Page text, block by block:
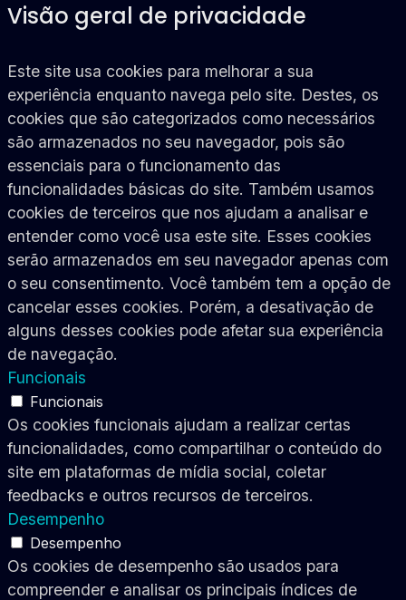
Visão geral de privacidade
Este site usa cookies para melhorar a sua
experiência enquanto navega pelo site. Destes, os
cookies que são categorizados como necessários
são armazenados no seu navegador, pois são
essenciais para o funcionamento das
funcionalidades básicas do site. Também usamos
cookies de terceiros que nos ajudam a analisar e
entender como você usa este site. Esses cookies
serão armazenados em seu navegador apenas com
o seu consentimento. Você também tem a opção de
cancelar esses cookies. Porém, a desativação de
alguns desses cookies pode afetar sua experiência
de navegação.
Funcionais
Funcionais
Os cookies funcionais ajudam a realizar certas
funcionalidades, como compartilhar o conteúdo do
site em plataformas de mídia social, coletar
feedbacks e outros recursos de terceiros.
Desempenho
Desempenho
Os cookies de desempenho são usados para
compreender e analisar os principais índices de